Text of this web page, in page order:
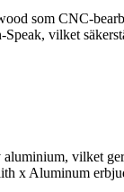
som CNC-
vilket
vilket
x Aluminum